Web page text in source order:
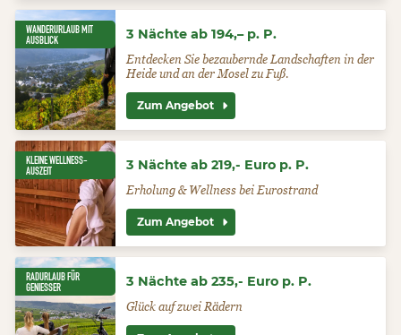
WANDERURLAUB MIT
AUSBLICK
3 Nächte ab 194,– p. P.
Entdecken Sie bezaubernde Landschaften in der
Heide und an der Mosel zu Fuß.
Zum Angebot
KLEINE WELLNESS-
AUSZEIT
3 Nächte ab 219,- Euro p. P.
Erholung & Wellness bei Eurostrand
Zum Angebot
RADURLAUB FÜR
GENIESSER
3 Nächte ab 235,- Euro p. P.
Glück auf zwei Rädern